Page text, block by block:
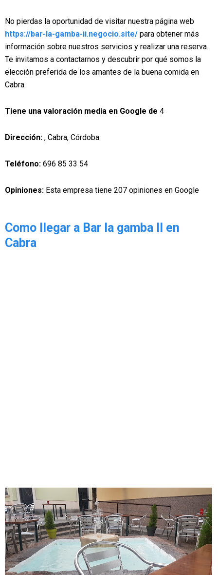
No pierdas la oportunidad de visitar nuestra página web
https://bar-la-gamba-ii.negocio.site/ para obtener más
información sobre nuestros servicios y realizar una reserva.
Te invitamos a contactarnos y descubrir por qué somos la
elección preferida de los amantes de la buena comida en
Cabra.
Tiene una valoración media en Google de 4
Dirección: , Cabra, Córdoba
Teléfono: 696 85 33 54
Opiniones: Esta empresa tiene 207 opiniones en Google
Como llegar a Bar la gamba II en
Cabra